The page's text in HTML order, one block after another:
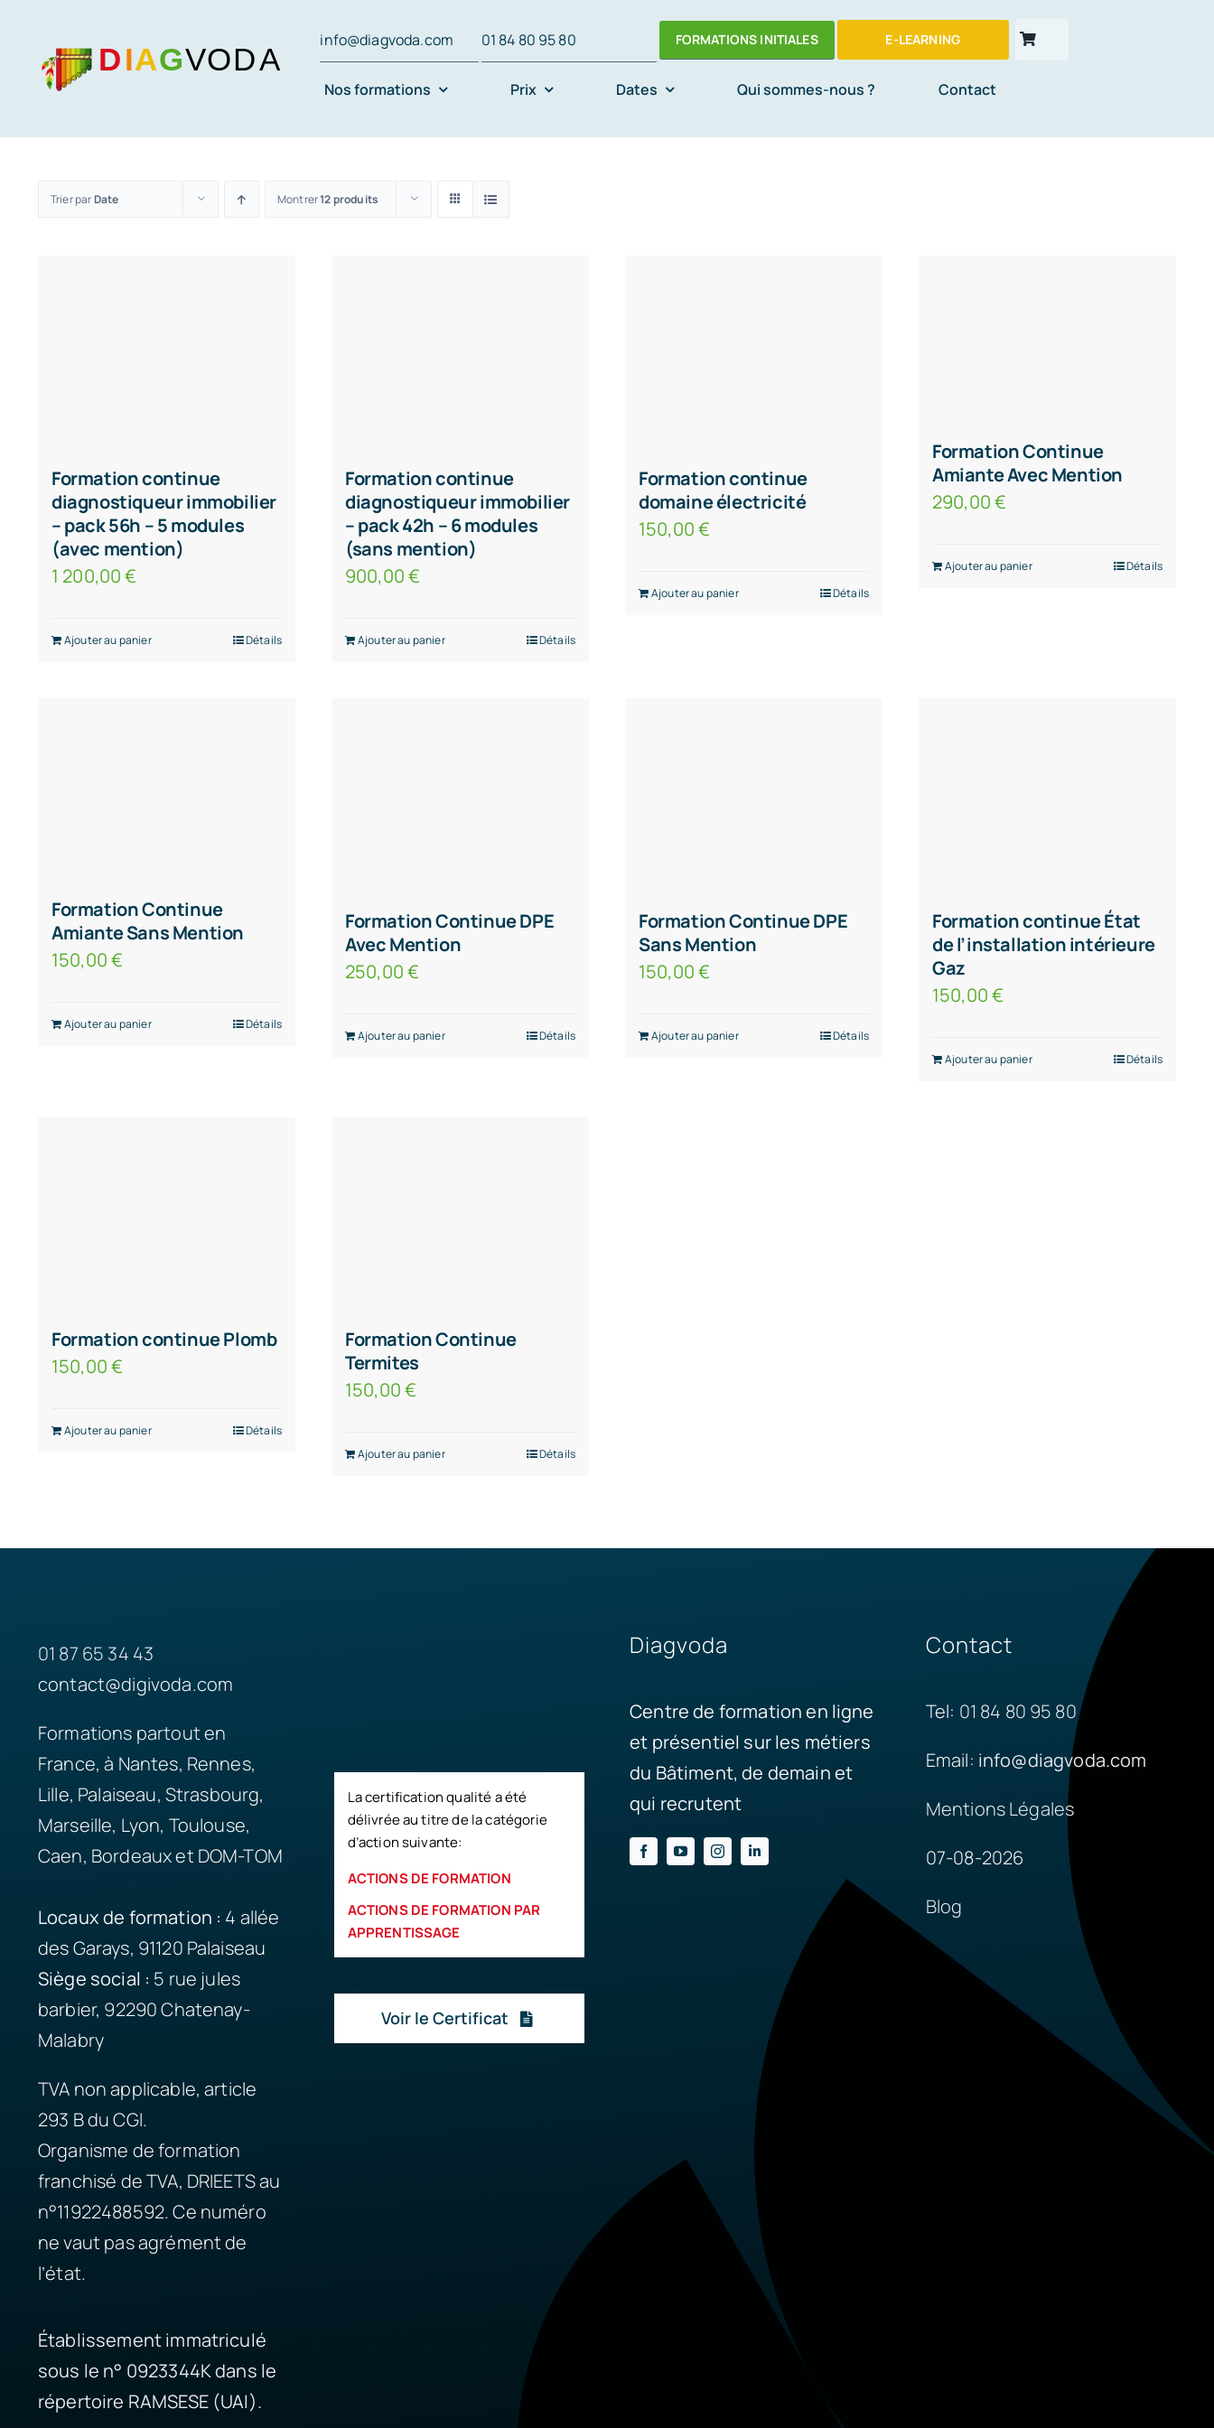
contenu
info@diagvoda.com 01 84 80 95 80 FORMATIONS INITIALES E-LEARNING
Nos formations Prix Dates Qui sommes-nous ? Contact
Trier parDate Montrer12 produits
Formation continue
diagnostiqueur immobilier
– pack 56h – 5 modules
(avec mention)
1 200,00€
Ajouter au panier Détails
Formation continue
diagnostiqueur immobilier
– pack 42h – 6 modules
(sans mention)
900,00€
Ajouter au panier Détails
Formation continue
domaine électricité
150,00€
Ajouter au panier Détails
Formation Continue
Amiante Avec Mention
290,00€
Ajouter au panier Détails
Formation Continue
Amiante Sans Mention
150,00€
Ajouter au panier Détails
Formation Continue DPE
Avec Mention
250,00€
Ajouter au panier Détails
Formation Continue DPE
Sans Mention
150,00€
Ajouter au panier Détails
Formation continue État
de l’installation intérieure
Gaz
150,00€
Ajouter au panier Détails
Formation continue Plomb
150,00€
Ajouter au panier Détails
Formation Continue
Termites
150,00€
Ajouter au panier Détails
01 87 65 34 43
contact@digivoda.com
Formations partout en
France, à Nantes, Rennes,
Lille, Palaiseau, Strasbourg,
Marseille, Lyon, Toulouse,
Caen, Bordeaux et DOM-TOM
Locaux de formation : 4 allée
des Garays, 91120 Palaiseau
Siège social : 5 rue jules
barbier, 92290 Chatenay-
Malabry
TVA non applicable, article
293 B du CGI.
Organisme de formation
franchisé de TVA, DRIEETS au
n°11922488592. Ce numéro
ne vaut pas agrément de
l’état.
Établissement immatriculé
sous le n° 0923344K dans le
répertoire RAMSESE (UAI).
La certification qualité a été
délivrée au titre de la catégorie
d’action suivante:
ACTIONS DE FORMATION
ACTIONS DE FORMATION PAR
APPRENTISSAGE
Voir le Certificat
Diagvoda
Centre de formation en ligne
et présentiel sur les métiers
du Bâtiment, de demain et
qui recrutent
Contact
Tel: 01 84 80 95 80
Email: info@diagvoda.com
Mentions Légales
07-08-2026
Blog